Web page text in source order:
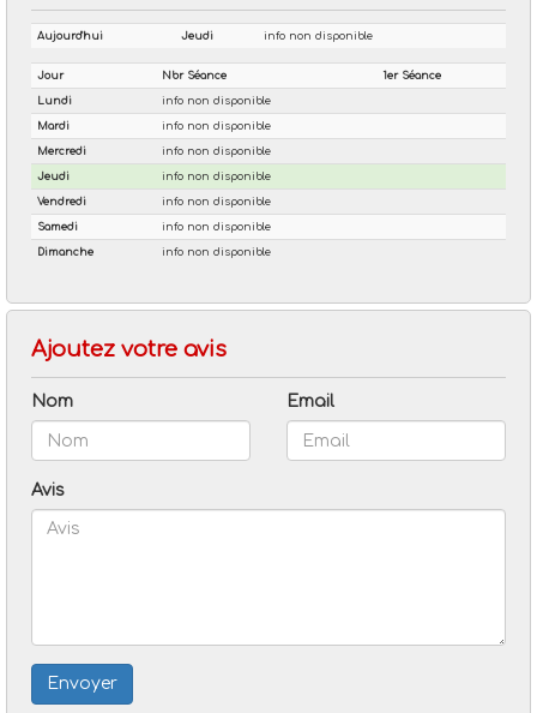
Ajoutez votre avis
Nom Email
Avis
Envoyer